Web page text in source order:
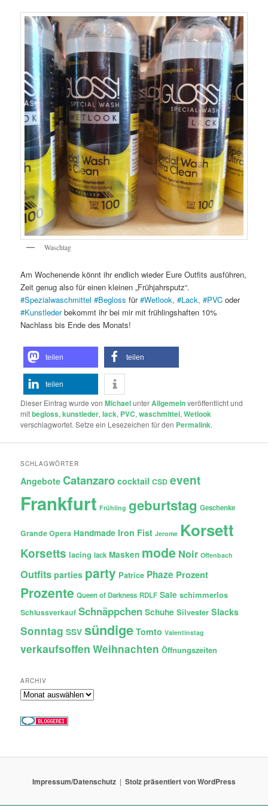
Waschtag
Am Wochenende könnt ihr endlich wieder Eure Outfits ausführen,
Zeit genug also für einen kleinen „Frühjahrsputz“.
#Spezialwaschmittel #Begloss für#Wetlook, #Lack, #PVC oder
#Kunstlederbekommt ihr bei mir mit frühlingshaften 10%
Nachlass bis Ende des Monats!
teilen teilen
teilen
Dieser Eintrag wurde vonMichaelunterAllgemeinveröffentlicht und
mitbegloss,kunstleder,lack, PVC,waschmittel,Wetlook
verschlagwortet. Setze ein Lesezeichen für den Permalink.
SCHLAGWÖRTER
Angebote Catanzaro cocktail CSD event
Frankfurt Frühling geburtstag Geschenke
Grande Opera Handmade Iron Fist Jerome Korsett
Korsetts lacing lack Masken mode Noir Offenbach
Outfits parties party Patrice Phaze Prozent
Prozente Queen of Darkness RDLF Sale schimmerlos
Schlussverkauf Schnäppchen Schuhe Silvester Slacks
Sonntag SSV sündige Tomto Valentinstag
verkaufsoffen Weihnachten Öffnungszeiten
ARCHIV
Archiv
Impressum/Datenschutz Stolz präsentiert von WordPress